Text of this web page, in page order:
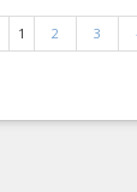
1 2 3